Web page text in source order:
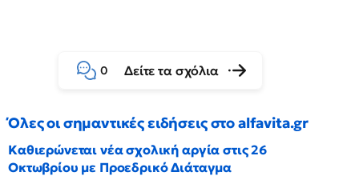
0 Δείτε τα σχόλια
Όλες οι σημαντικές ειδήσεις στο alfavita.gr
Καθιερώνεται νέα σχολική αργία στις 26
Οκτωβρίου με Προεδρικό Διάταγμα